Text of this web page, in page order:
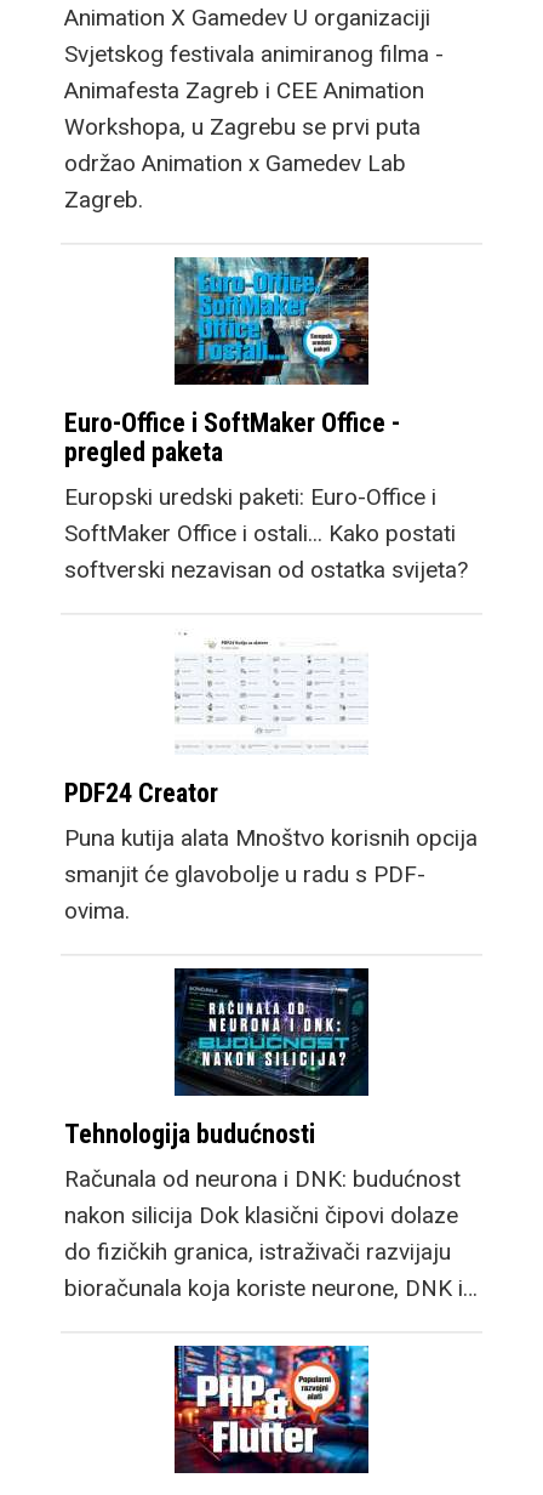
Animation X Gamedev U organizaciji
Svjetskog festivala animiranog filma -
Animafesta Zagreb i CEE Animation
Workshopa, u Zagrebu se prvi puta
održao Animation x Gamedev Lab
Zagreb.
Euro-Office i SoftMaker Office -
pregled paketa
Europski uredski paketi: Euro-Office i
SoftMaker Office i ostali... Kako postati
softverski nezavisan od ostatka svijeta?
PDF24 Creator
Puna kutija alata Mnoštvo korisnih opcija
smanjit će glavobolje u radu s PDF-
ovima.
Tehnologija budućnosti
Računala od neurona i DNK: budućnost
nakon silicija Dok klasični čipovi dolaze
do fizičkih granica, istraživači razvijaju
bioračunala koja koriste neurone, DNK i…